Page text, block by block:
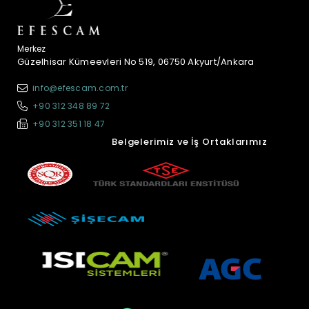
Merkez
Güzelhisar Kümeevleri No 519, 06750 Akyurt/Ankara
info@efescam.com.tr
+90 312 348 89 72
+90 312 351 18 47
Belgelerimiz ve İş Ortaklarımız